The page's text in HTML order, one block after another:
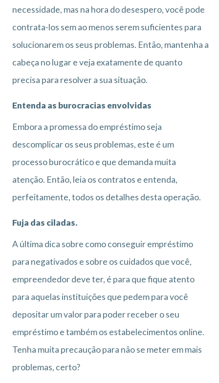
necessidade, mas na hora do desespero, você pode
contrata-los sem ao menos serem suficientes para
solucionarem os seus problemas. Então, mantenha a
cabeça no lugar e veja exatamente de quanto
precisa para resolver a sua situação.
Entenda as burocracias envolvidas
Embora a promessa do empréstimo seja
descomplicar os seus problemas, este é um
processo burocrático e que demanda muita
atenção. Então, leia os contratos e entenda,
perfeitamente, todos os detalhes desta operação.
Fuja das ciladas.
A última dica sobre como conseguir empréstimo
para negativados e sobre os cuidados que você,
empreendedor deve ter, é para que fique atento
para aquelas instituições que pedem para você
depositar um valor para poder receber o seu
empréstimo e também os estabelecimentos online.
Tenha muita precaução para não se meter em mais
problemas, certo?